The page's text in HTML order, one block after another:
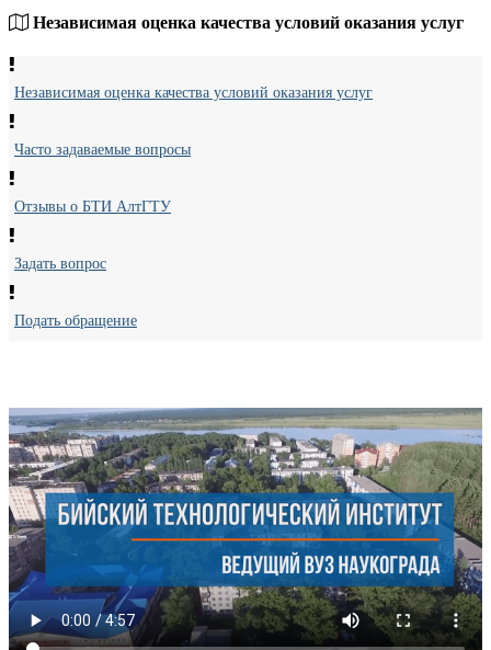
Независимая оценка качества условий оказания услуг
Независимая оценка качества условий оказания услуг
Часто задаваемые вопросы
Отзывы о БТИ АлтГТУ
Задать вопрос
Подать обращение